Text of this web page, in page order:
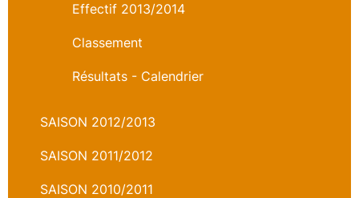
Effectif 2013/2014
Classement
Résultats - Calendrier
SAISON 2012/2013
SAISON 2011/2012
SAISON 2010/2011